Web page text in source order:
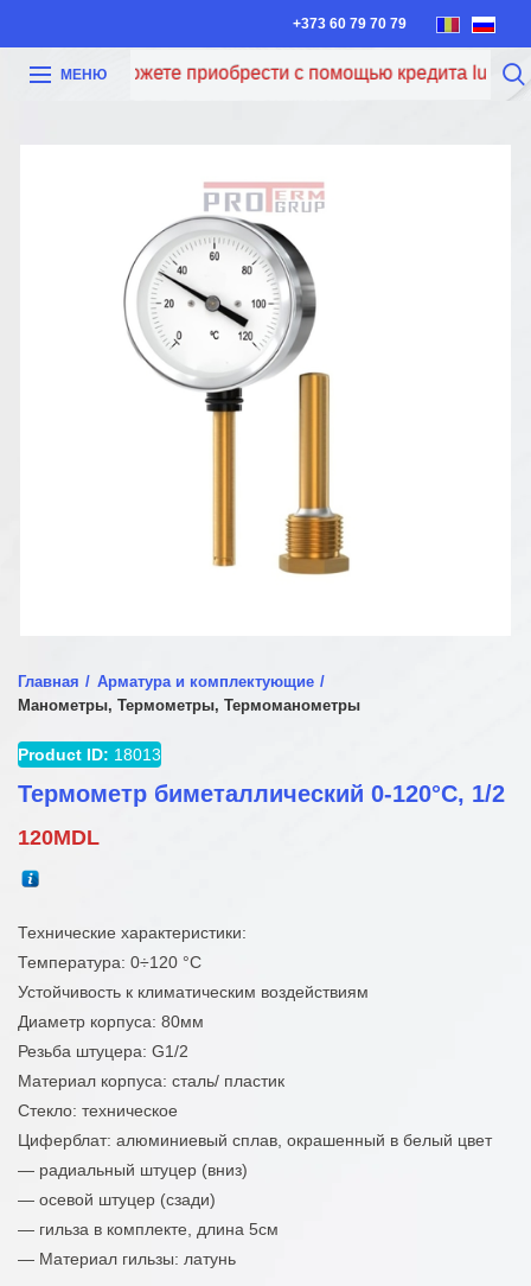
+373 60 79 70 79
МЕНЮ
вы можете приобрести с помощью кредита Iute
Главная
Арматура и комплектующие
Манометры, Термометры, Термоманометры
Product ID: 18013
Термометр биметаллический 0-120°C, 1/2
120MDL
Технические характеристики:
Температура: 0÷120 °C
Устойчивость к климатическим воздействиям
Диаметр корпуса: 80мм
Резьба штуцера: G1/2
Материал корпуса: сталь/ пластик
Стекло: техническое
Циферблат: алюминиевый сплав, окрашенный в белый цвет
— радиальный штуцер (вниз)
— осевой штуцер (сзади)
— гильза в комплекте, длина 5см
— Материал гильзы: латунь